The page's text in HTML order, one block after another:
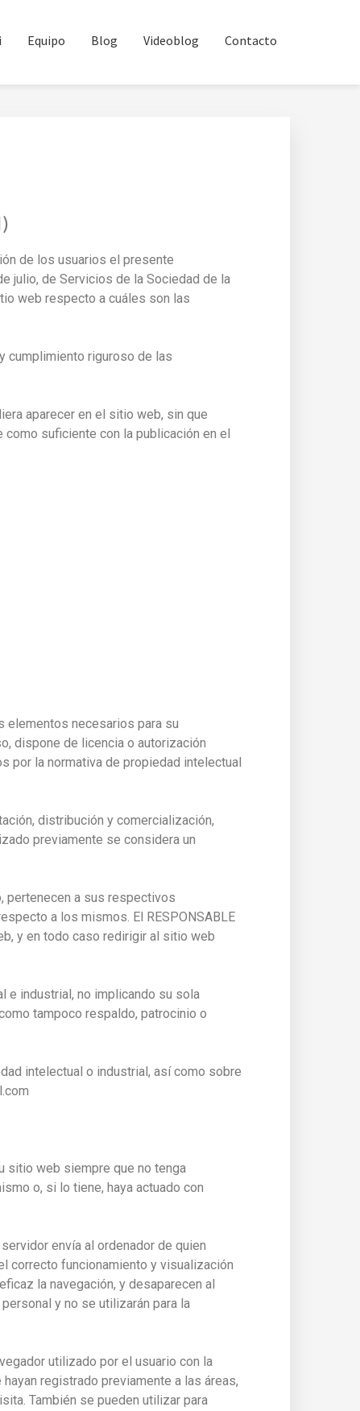
Equipo Blog Videoblog Contacto
de los usuarios el presente
julio, de Servicios de la Sociedad de la
web respecto a cuáles son las
cumplimiento riguroso de las
aparecer en el sitio web, sin que
suficiente con la publicación en el
elementos necesarios para su
dispone de licencia o autorización
por la normativa de propiedad intelectual
distribución y comercialización,
previamente se considera un
pertenecen a sus respectivos
a los mismos. El RESPONSABLE
y en todo caso redirigir al sitio web
e industrial, no implicando su sola
tampoco respaldo, patrocinio o
intelectual o industrial, así como sobre
sitio web siempre que no tenga
o, si lo tiene, haya actuado con
envía al ordenador de quien
correcto funcionamiento y visualización
la navegación, y desaparecen al
y no se utilizarán para la
utilizado por el usuario con la
registrado previamente a las áreas,
También se pueden utilizar para